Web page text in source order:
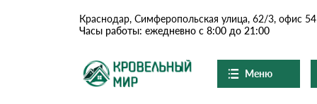
Краснодар, Симферопольская улица, 62/3, офис 54
Часы работы: ежедневно с 8:00 до 21:00
Меню